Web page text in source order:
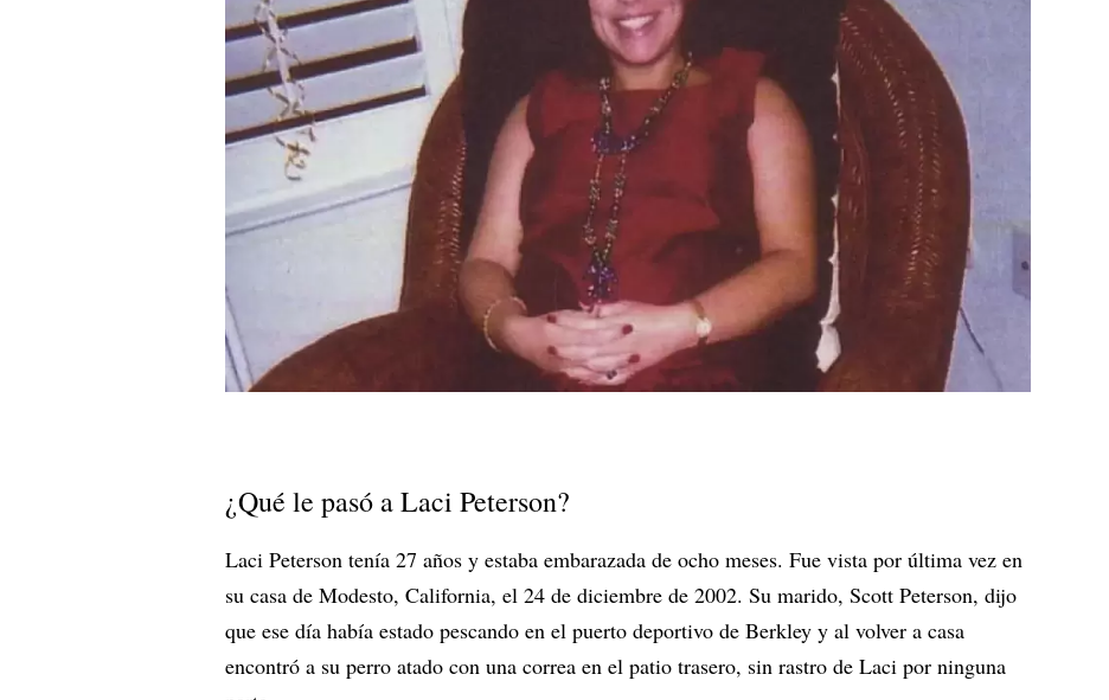
¿Qué le pasó a Laci Peterson?
Laci Peterson tenía 27 años y estaba embarazada de ocho meses. Fue vista por última vez en
su casa de Modesto, California, el 24 de diciembre de 2002. Su marido, Scott Peterson, dijo
que ese día había estado pescando en el puerto deportivo de Berkley y al volver a casa
encontró a su perro atado con una correa en el patio trasero, sin rastro de Laci por ninguna